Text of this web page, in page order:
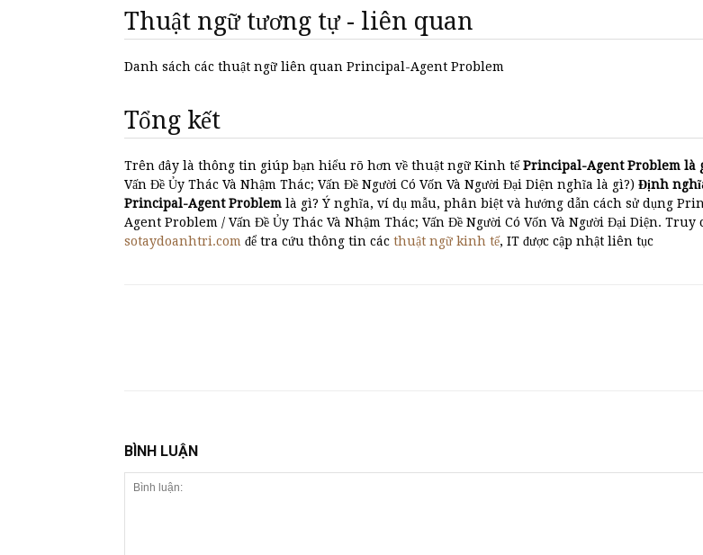
Thuật ngữ tương tự - liên quan
Danh sách các thuật ngữ liên quan Principal-Agent Problem
Tổng kết
Trên đây là thông tin giúp bạn hiểu rõ hơn về thuật ngữ Kinh tếPrincipal-Agent Problem là
Vấn Đề Ủy Thác Và Nhậm Thác; Vấn Đề Người Có Vốn Và Người Đại Diện nghĩa là gì?) Định
Principal-Agent Problem là gì? Ý nghĩa, ví dụ mẫu, phân biệt và hướng dẫn cách sử dụng
Agent Problem / Vấn Đề Ủy Thác Và Nhậm Thác; Vấn Đề Người Có Vốn Và Người Đại Diện. Truy
sotaydoanhtri.com để tra cứu thông tin các thuật ngữ kinh tế, IT được cập nhật liên tục
BÌNH LUẬN